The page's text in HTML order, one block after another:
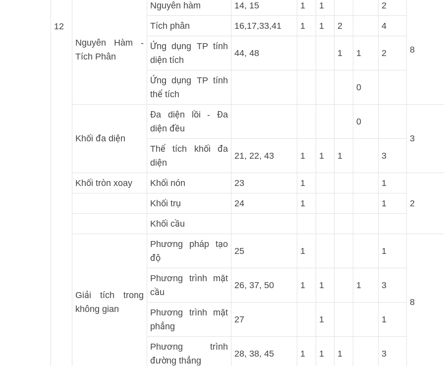
12
Nguyên Hàm -
Tích Phân
Nguyên hàm 14, 15 1 1 2
8
Tích phân 16,17,33,41 1 1 2 4
Ứng dụng TP tính
diện tích
44, 48 1 1 2
Ứng dụng TP tính
thể tích
0
Khối đa diện
Đa diện lồi - Đa
diện đều
0
3
Thể tích khối đa
diện
21, 22, 43 1 1 1 3
Khối tròn xoay Khối nón 23 1 1
2
Khối trụ 24 1 1
Khối cầu
Giải tích trong
không gian
Phương pháp tạo
độ
25 1 1
8
Phương trình mặt
cầu
26, 37, 50 1 1 1 3
Phương trình mặt
phẳng
27 1 1
Phương trình
đường thẳng
28, 38, 45 1 1 1 3